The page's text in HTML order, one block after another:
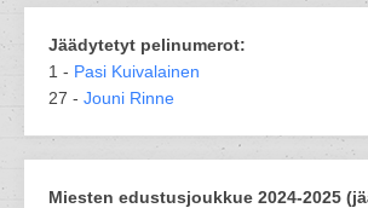
Jäädytetyt pelinumerot:
1 - Pasi Kuivalainen
27 - Jouni Rinne
Miesten edustusjoukkue 2024-2025